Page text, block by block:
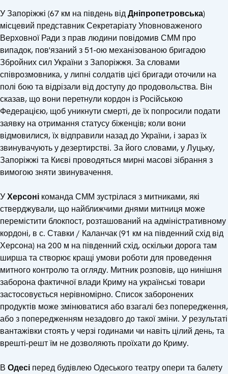
У Запоріжжі (67 км на південь відДніпропетровська)
місцевий представник Секретаріату Уповноваженого
Верховної Ради з прав людини повідомив СММ про
випадок, пов'язаний з 51-ою механізованою бригадою
Збройних сил України з Запоріжжя. За словами
співрозмовника, у липні солдатів цієї бригади оточили на
полі бою та відрізали від доступу до продовольства. Він
сказав, що вони перетнули кордон із Російською
Федерацією, щоб уникнути смерті, де їх попросили подати
заявку на отримання статусу біженців; коли вони
відмовилися, їх відправили назад до України, і зараз їх
звинувачують у дезертирстві. За його словами, у Луцьку,
Запоріжжі та Києві проводяться мирні масові зібрання з
вимогою зняти звинувачення.
УХерсоні командаСММ зустрілася з митниками, які
стверджували, що найближчими днями митниця може
перемістити блокпост, розташований на адміністративному
кордоні, в с. Ставки / Каланчак (91 км на південний схід від
Херсона) на 200 м на південний схід, оскільки дорога там
ширша та створює кращі умови роботи для проведення
митного контролю та огляду. Митник розповів, що нинішня
заборона фактичної влади Криму на українські товари
застосовується нерівномірно. Список заборонених
продуктів може змінюватися або взагалі без попередження,
або з попередженням незадовго до такої зміни. У результаті
вантажівки стоять у черзі годинами чи навіть цілий день, та
врешті-решт їм не дозволяють проїхати до Криму.
В Одесі перед будівлею Одеського театру опери та балету